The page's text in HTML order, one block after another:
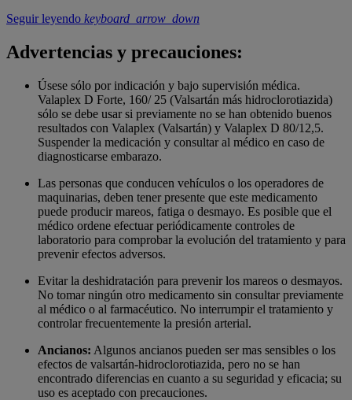
Seguir leyendo keyboard_arrow_down
Advertencias y precauciones:
Úsese sólo por indicación y bajo supervisión médica.
Valaplex D Forte, 160/ 25 (Valsartán más hidroclorotiazida)
sólo se debe usar si previamente no se han obtenido buenos
resultados con Valaplex (Valsartán) y Valaplex D 80/12,5.
Suspender la medicación y consultar al médico en caso de
diagnosticarse embarazo.
Las personas que conducen vehículos o los operadores de
maquinarias, deben tener presente que este medicamento
puede producir mareos, fatiga o desmayo. Es posible que el
médico ordene efectuar periódicamente controles de
laboratorio para comprobar la evolución del tratamiento y para
prevenir efectos adversos.
Evitar la deshidratación para prevenir los mareos o desmayos.
No tomar ningún otro medicamento sin consultar previamente
al médico o al farmacéutico. No interrumpir el tratamiento y
controlar frecuentemente la presión arterial.
Ancianos: Algunos ancianos pueden ser mas sensibles o los
efectos de valsartán-hidroclorotiazida, pero no se han
encontrado diferencias en cuanto a su seguridad y eficacia; su
uso es aceptado con precauciones.